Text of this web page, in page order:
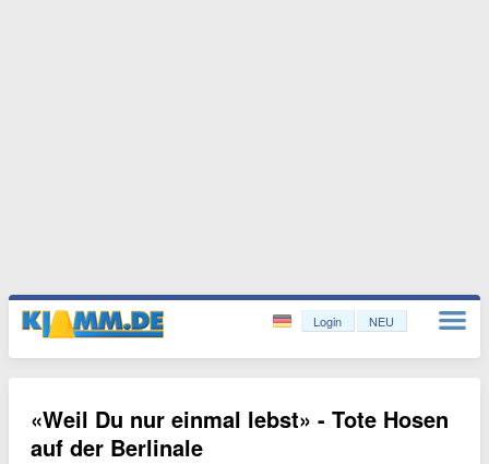
Login NEU
«Weil Du nur einmal lebst» - Tote Hosen
auf der Berlinale